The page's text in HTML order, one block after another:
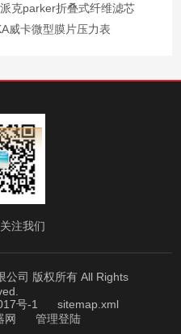
克parker折叠式纤维滤芯
威卡微型膜片压力表
注我们
公司 版权所有 All Rights
号-1
sitemap.xml
网 管理登陆